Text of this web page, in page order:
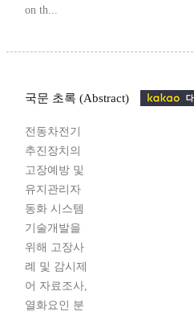
on th...
국문 초록 (Abstract)
전동차전기
추진장치의
고장예방 및
유지관리자
동화 시스템
기술개발을
위해 고장사
례 및 감시제
어 자료조사,
열화요인 분